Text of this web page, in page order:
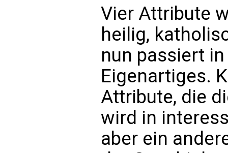
Vier Attribute
heilig,
nun passiert
Eigenartiges.
Attribute, die
wird in
aber ein